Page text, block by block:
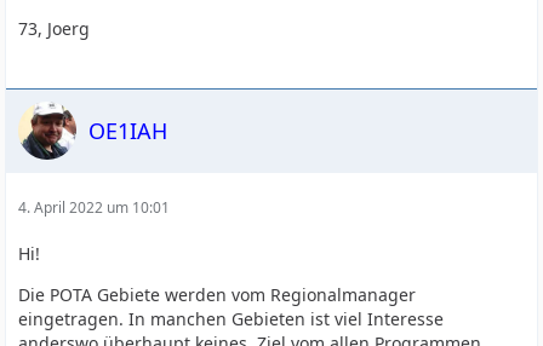
73, Joerg
OE1IAH
4. April 2022 um 10:01
Hi!
Die POTA Gebiete werden vom Regionalmanager
eingetragen. In manchen Gebieten ist viel Interesse